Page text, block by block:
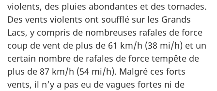
violents, des pluies abondantes et des tornades.
Des vents violents ont soufflé sur les Grands
Lacs, y compris de nombreuses rafales de force
coup de vent de plus de 61 km/h (38 mi/h) et un
certain nombre de rafales de force tempête de
plus de 87 km/h (54 mi/h). Malgré ces forts
vents, il n’y a pas eu de vagues fortes ni de